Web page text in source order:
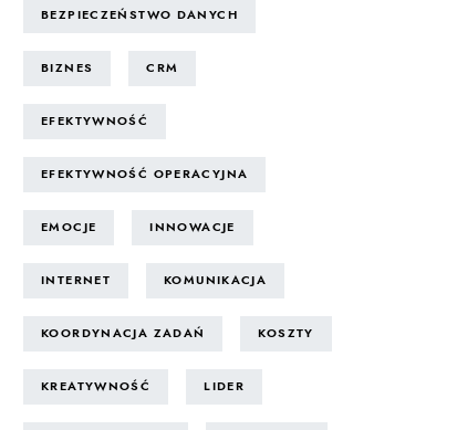
BEZPIECZEŃSTWO DANYCH
BIZNES CRM
EFEKTYWNOŚĆ
EFEKTYWNOŚĆ OPERACYJNA
EMOCJE INNOWACJE
INTERNET KOMUNIKACJA
KOORDYNACJA ZADAŃ KOSZTY
KREATYWNOŚĆ LIDER
blogu, oraz